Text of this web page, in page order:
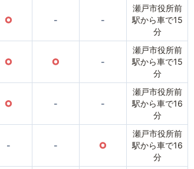
○ - -
瀬戸市役所前
駅から車で15
分
○ ○ -
瀬戸市役所前
駅から車で15
分
○ - -
瀬戸市役所前
駅から車で16
分
- - ○
瀬戸市役所前
駅から車で16
分